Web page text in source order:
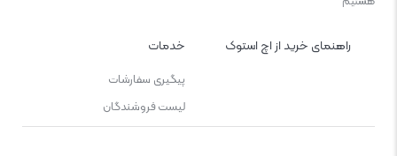
راهنمای خرید از اچ استوک خدمات
پیگیری سفارشات
لیست فروشندگان